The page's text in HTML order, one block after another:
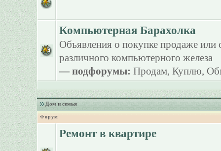
Компьютерная Барахолка
Объявления о покупке продаже или
различного компьютерного железа
— подфорумы: Продам, Куплю,
Дом и семья
Форум
Ремонт в квартире